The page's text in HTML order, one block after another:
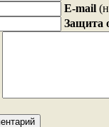
E-mail
Защита